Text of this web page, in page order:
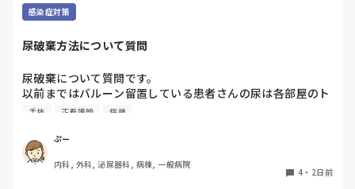
要な内容を選べるよう支援するとよいと思います。
感染症対策
尿破棄方法について質問
尿破棄について質問です。
以前まではバルーン留置している患者さんの尿は各部屋のト
イレに破棄する形でしたが、感染予防上汚物処理室でのみ破
物処理室に持っていくという非効率な方法になってます。尿
破棄人数は10人近くになるので病室と汚物処理室を10往復
する形に。結果尿破棄に時間がかかってます。
手技 正看護師 病棟
ぷー
内科, 外科, 泌尿器科, 病棟, 一般病院
4 ・ 2日前